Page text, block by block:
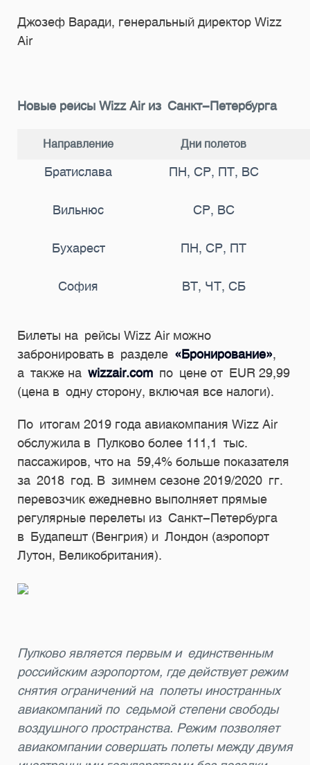
Джозеф Варади, генеральный директор Wizz
Air
Новые рейсы Wizz Air из Санкт-Петербурга
Направление Дни полетов
Братислава ПН, СР, ПТ, ВС
Вильнюс СР, ВС
Бухарест ПН, СР, ПТ
София ВТ, ЧТ, СБ
Билеты на рейсы Wizz Air можно
забронировать в разделе «Бронирование»,
а также на wizzair.com по цене от EUR 29,99
(цена в одну сторону, включая все налоги).
По итогам 2019 года авиакомпания Wizz Air
обслужила в Пулково более 111,1 тыс.
пассажиров, что на 59,4% больше показателя
за 2018 год. В зимнем сезоне 2019/2020 гг.
перевозчик ежедневно выполняет прямые
регулярные перелеты из Санкт-Петербурга
в Будапешт (Венгрия) и Лондон (аэропорт
Лутон, Великобритания).
Пулково является первым и единственным
российским аэропортом, где действует режим
снятия ограничений на полеты иностранных
авиакомпаний по седьмой степени свободы
воздушного пространства. Режим позволяет
авиакомпании совершать полеты между двумя